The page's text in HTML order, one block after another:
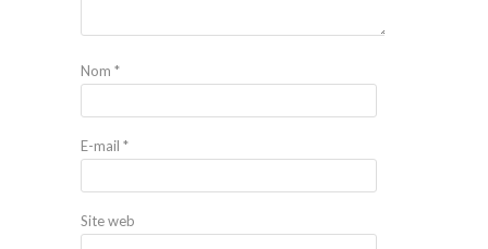
Nom *
E-mail *
Site web